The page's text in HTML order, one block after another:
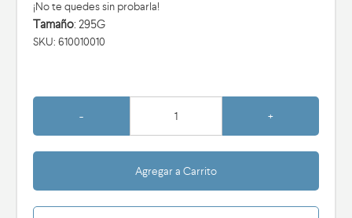
¡No te quedes sin probarla!
Tamaño: 295G
SKU: 610010010
- +
Agregar a Carrito